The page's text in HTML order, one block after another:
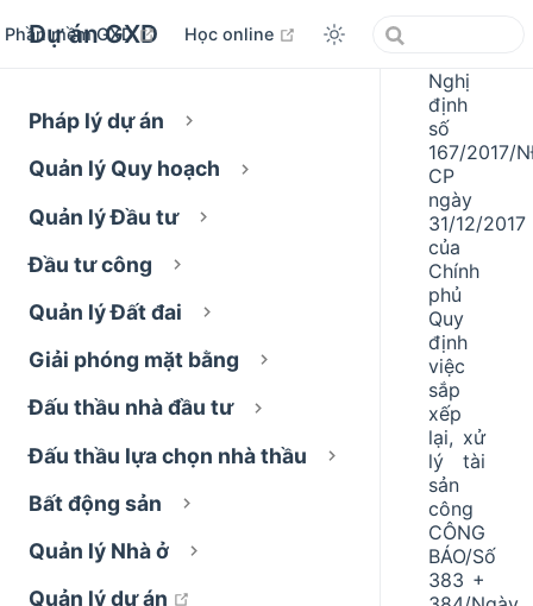
Dự án GXD
Phần mềm GXD open in new window
Học online open in new window
Pháp lý dự án
Quản lý Quy hoạch
Quản lý Đầu tư
Đầu tư công
Quản lý Đất đai
Giải phóng mặt bằng
Đấu thầu nhà đầu tư
Đấu thầu lựa chọn nhà thầu
Bất động sản
Quản lý Nhà ở
Quản lý dự án
Nghị
định
số
167/2017/
CP
ngày
31/12/2017
của
Chính
phủ
Quy
định
việc
sắp
xếp
lại, xử
lý tài
sản
công
CÔNG
BÁO/Số
383 +